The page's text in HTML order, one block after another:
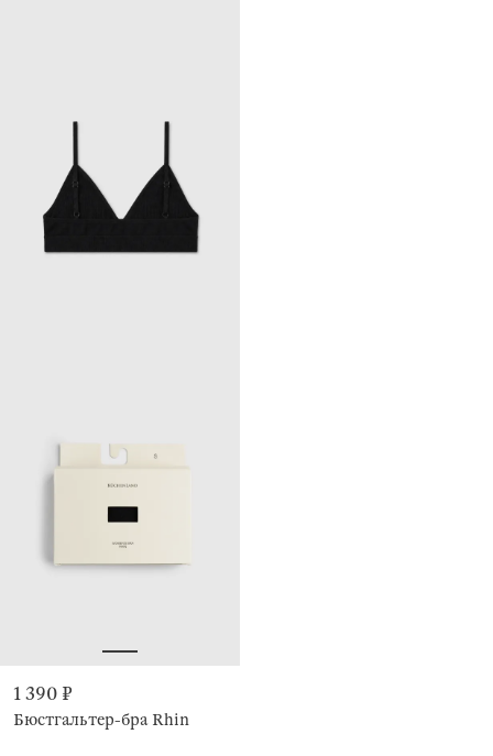
1 390 ₽
Бюстгальтер-бра Rhin